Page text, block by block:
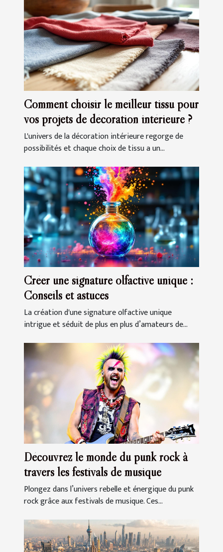
Comment choisir le meilleur tissu pour
vos projets de décoration intérieure ?
L'univers de la décoration intérieure regorge de
possibilités et chaque choix de tissu a un...
Créer une signature olfactive unique :
Conseils et astuces
La création d'une signature olfactive unique
intrigue et séduit de plus en plus d’amateurs de...
Découvrez le monde du punk rock à
travers les festivals de musique
Plongez dans l’univers rebelle et énergique du punk
rock grâce aux festivals de musique. Ces...